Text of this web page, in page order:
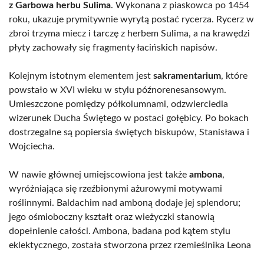
z Garbowa herbu Sulima. Wykonana z piaskowca po 1454
roku, ukazuje prymitywnie wyrytą postać rycerza. Rycerz w
zbroi trzyma miecz i tarczę z herbem Sulima, a na krawędzi
płyty zachowały się fragmenty łacińskich napisów.
Kolejnym istotnym elementem jest sakramentarium, które
powstało w XVI wieku w stylu późnorenesansowym.
Umieszczone pomiędzy półkolumnami, odzwierciedla
wizerunek Ducha Świętego w postaci gołębicy. Po bokach
dostrzegalne są popiersia świętych biskupów, Stanisława i
Wojciecha.
W nawie głównej umiejscowiona jest także ambona,
wyróżniająca się rzeźbionymi ażurowymi motywami
roślinnymi. Baldachim nad amboną dodaje jej splendoru;
jego ośmioboczny kształt oraz wieżyczki stanowią
dopełnienie całości. Ambona, badana pod kątem stylu
eklektycznego, została stworzona przez rzemieślnika Leona